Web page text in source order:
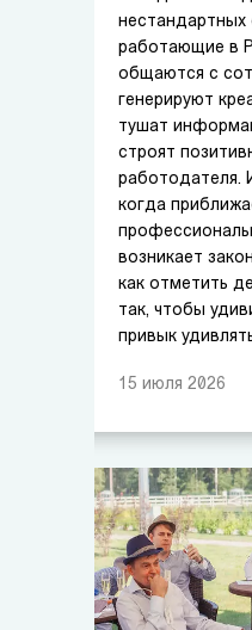
работающие в
общаются с
генерируют
тушат
строят
работодателя.
когда
возникает
как отметить
так, чтобы
привык
15 июля 2026